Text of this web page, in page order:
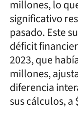
millones, lo
significativo
pasado. Este
déficit
2023, que
millones,
diferencia
sus cálculos, a